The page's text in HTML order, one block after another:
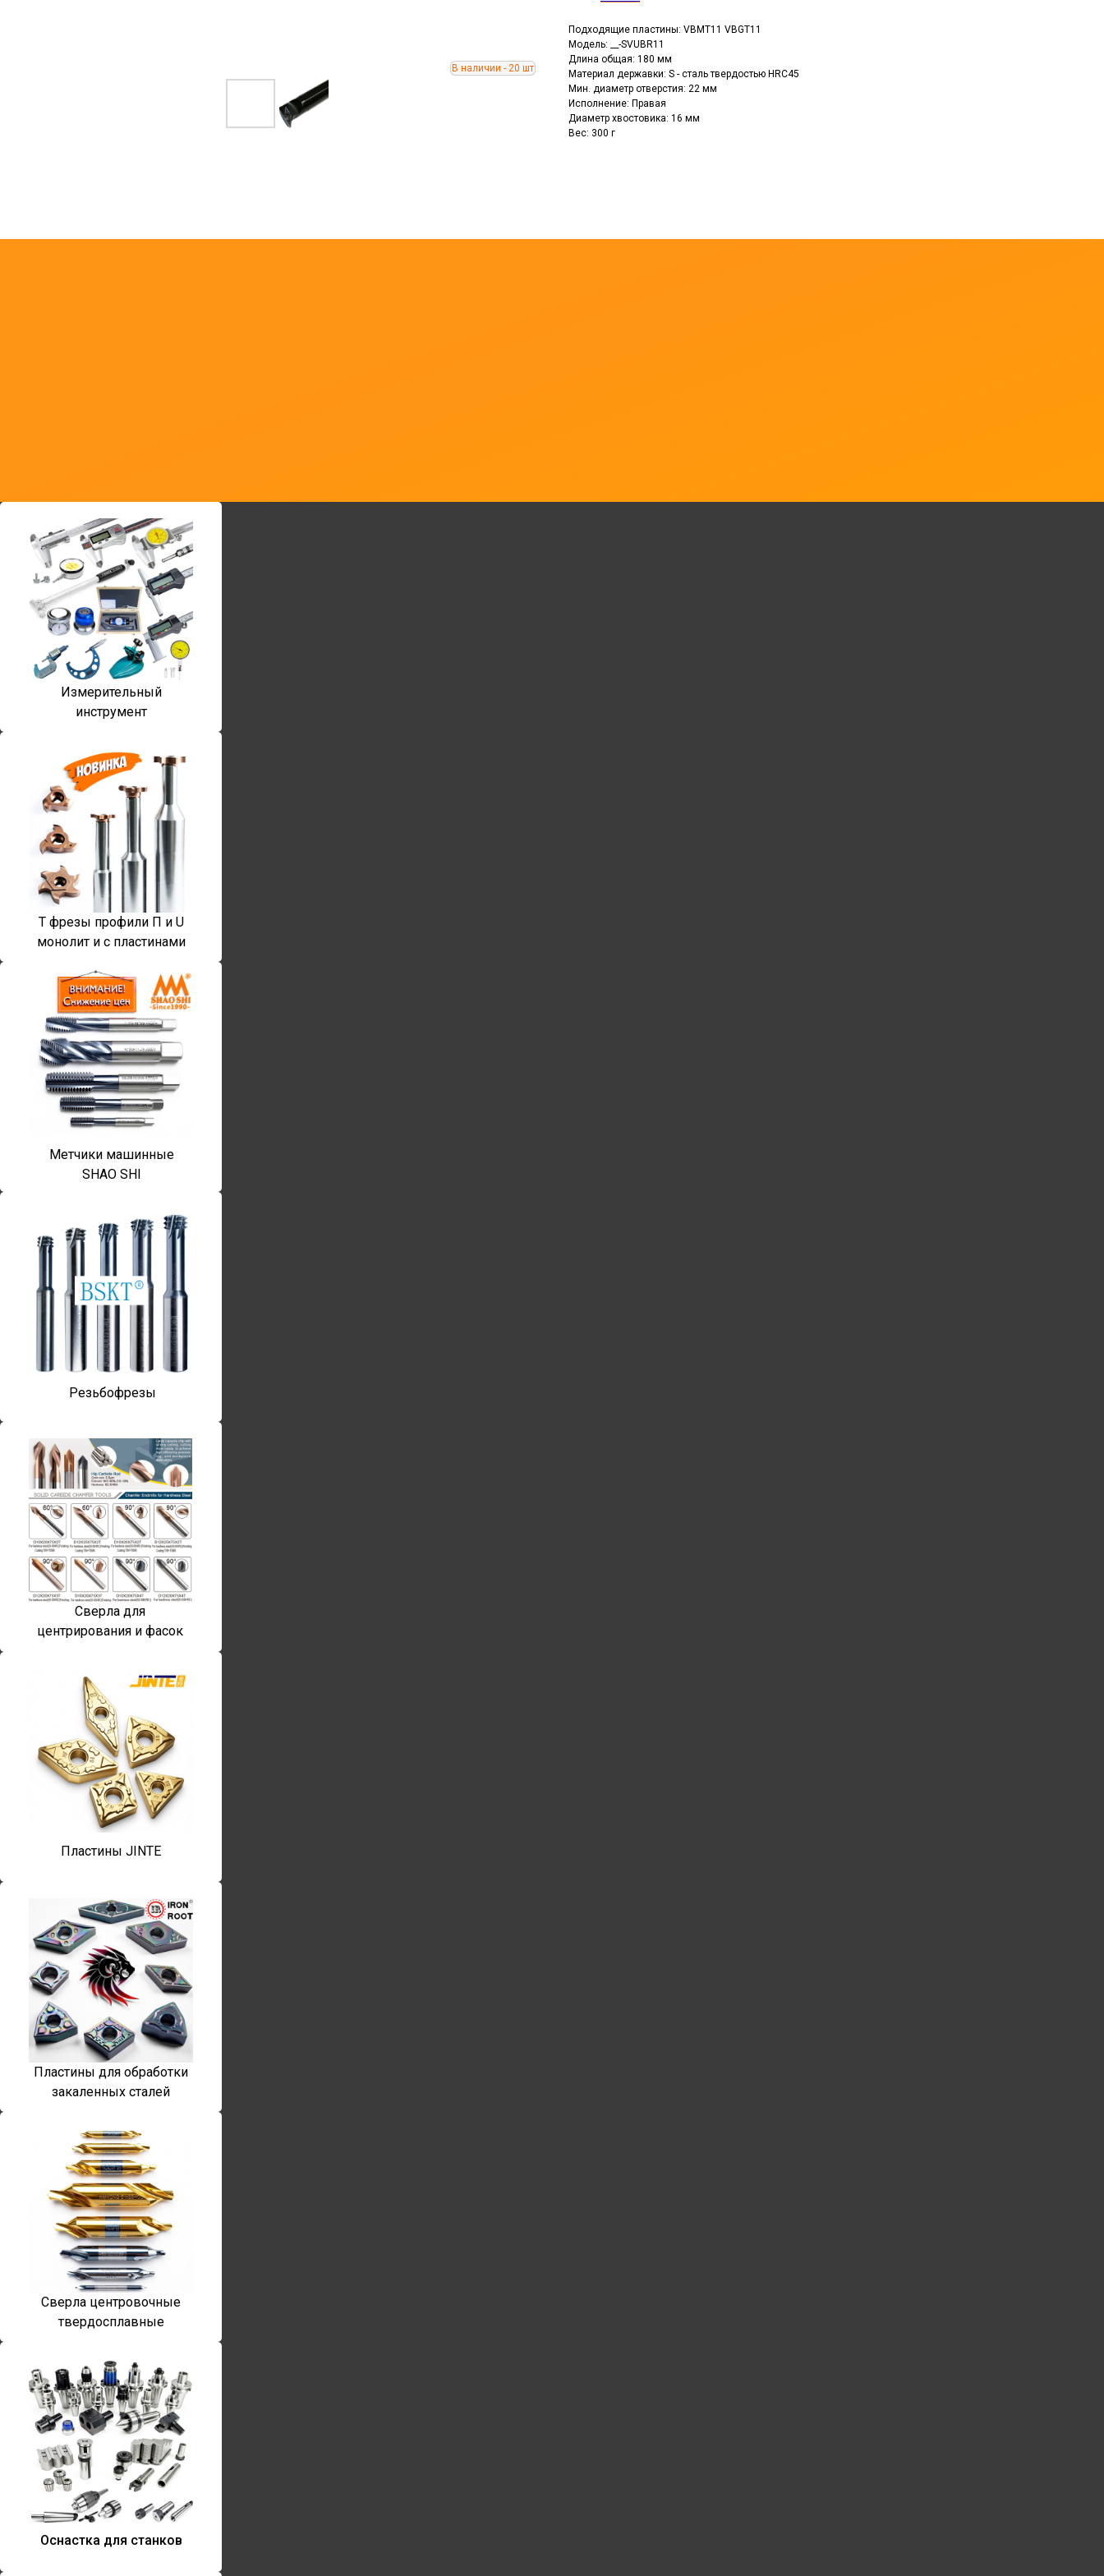
Подходящие пластины: VBMT11 VBGT11
Модель: __-SVUBR11
Длина общая: 180 мм
Материал державки: S - сталь твердостью HRC45
Мин. диаметр отверстия: 22 мм
Исполнение: Правая
Диаметр хвостовика: 16 мм
Вес: 300 г
Измерительный
инструмент
T фрезы профили П и U
монолит и с пластинами
Метчики машинные
SHAO SHI
Резьбофрезы
Сверла для
центрирования и фасок
Пластины JINTE
Пластины для обработки
закаленных сталей
Сверла центровочные
твердосплавные
Оснастка для станков